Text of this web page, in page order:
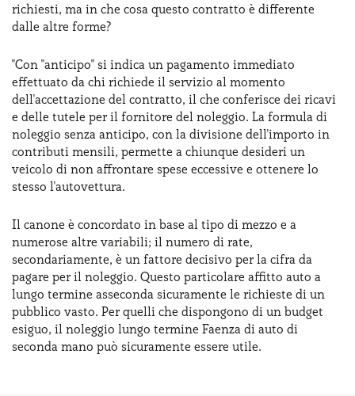
richiesti, ma in che cosa questo contratto è differente
dalle altre forme?
"Con "anticipo" si indica un pagamento immediato
effettuato da chi richiede il servizio al momento
dell'accettazione del contratto, il che conferisce dei ricavi
e delle tutele per il fornitore del noleggio. La formula di
noleggio senza anticipo, con la divisione dell'importo in
contributi mensili, permette a chiunque desideri un
veicolo di non affrontare spese eccessive e ottenere lo
stesso l'autovettura.
Il canone è concordato in base al tipo di mezzo e a
numerose altre variabili; il numero di rate,
secondariamente, è un fattore decisivo per la cifra da
pagare per il noleggio. Questo particolare affitto auto a
lungo termine asseconda sicuramente le richieste di un
pubblico vasto. Per quelli che dispongono di un budget
esiguo, il noleggio lungo termine Faenza di auto di
seconda mano può sicuramente essere utile.